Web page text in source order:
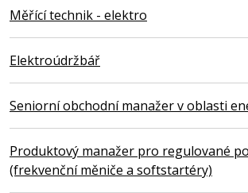
Měřící technik - elektro
Elektroúdržbář
Seniorní obchodní manažer v oblasti
Produktový manažer pro regulované
(frekvenční měniče a softstartéry)